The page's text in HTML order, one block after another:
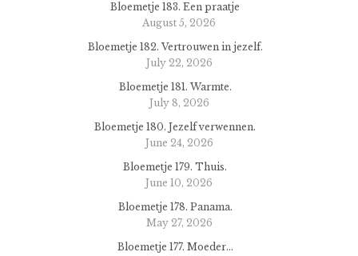
Bloemetje 183. Een praatje
August 5, 2026
Bloemetje 182. Vertrouwen in jezelf.
July 22, 2026
Bloemetje 181. Warmte.
July 8, 2026
Bloemetje 180. Jezelf verwennen.
June 24, 2026
Bloemetje 179. Thuis.
June 10, 2026
Bloemetje 178. Panama.
May 27, 2026
Bloemetje 177. Moeder…